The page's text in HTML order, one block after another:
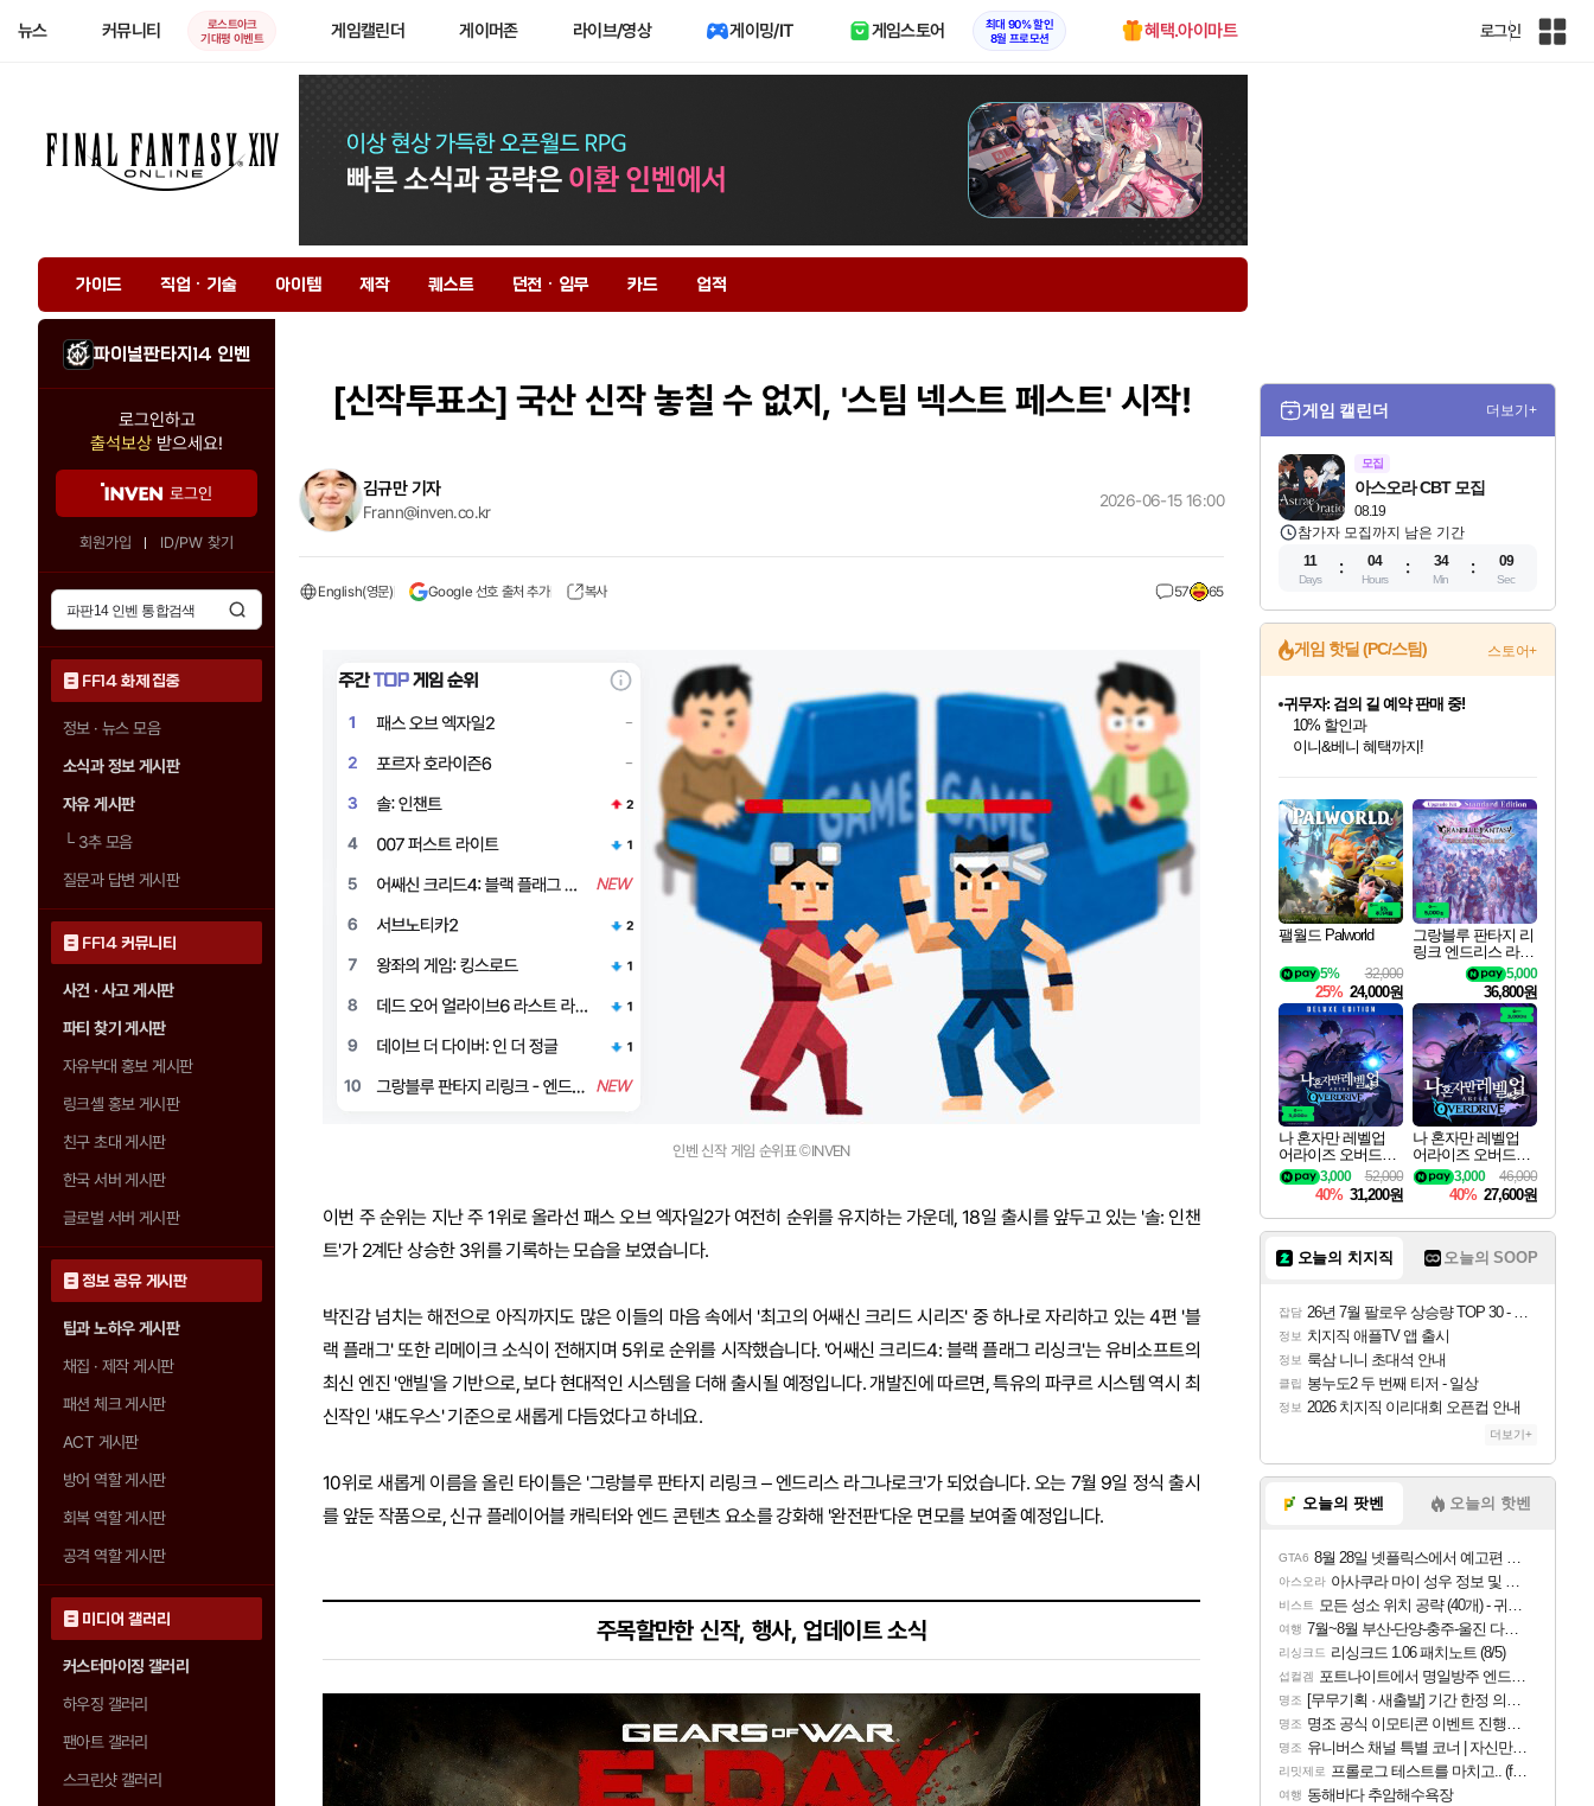
뉴스 커뮤니티
로스트아크
기대평 이벤트
게임캘린더 게이머존 라이브/영상 게이밍/IT 게임스토어
최대 90% 할인
8월 프로모션
혜택.아이마트 로그인
인
가이드 직업 · 기술 아이템 제작 퀘스트 던전 · 임무 카드 업적
파이널판타지14 인벤
로그인하고
출석보상 받으세요!
로그인
회원가입 ID/PW 찾기
FF14 화제 집중
정보 · 뉴스 모음
소식과 정보 게시판
자유 게시판
└3추 모음
질문과 답변 게시판
FF14 커뮤니티
사건 · 사고 게시판
파티 찾기 게시판
자유부대 홍보 게시판
링크셸 홍보 게시판
친구 초대 게시판
한국 서버 게시판
글로벌 서버 게시판
정보 공유 게시판
팁과 노하우 게시판
채집 · 제작 게시판
패션 체크 게시판
ACT 게시판
방어 역할 게시판
회복 역할 게시판
공격 역할 게시판
미디어 갤러리
커스터마이징 갤러리
하우징 갤러리
팬아트 갤러리
스크린샷 갤러리
[신작투표소] 국산 신작 놓칠 수 없지, '스팀 넥스트 페스트' 시작!
김규만 기자
Frann@inven.co.kr
English(영문) Google 선호 출처 추가 복사 57 65
2026-06-15 16:00
인벤 신작 게임 순위표 ©INVEN
이번 주 순위는 지난 주 1위로 올라선 패스 오브 엑자일2가 여전히 순위를 유지하는 가운데, 18일 출시를 앞두고 있는 '솔: 인챈
트'가 2계단 상승한 3위를 기록하는 모습을 보였습니다.
박진감 넘치는 해전으로 아직까지도 많은 이들의 마음 속에서 '최고의 어쌔신 크리드 시리즈' 중 하나로 자리하고 있는 4편 '블
랙 플래그' 또한 리메이크 소식이 전해지며 5위로 순위를 시작했습니다. '어쌔신 크리드4: 블랙 플래그 리싱크'는 유비소프트의
최신 엔진 '앤빌'을 기반으로, 보다 현대적인 시스템을 더해 출시될 예정입니다. 개발진에 따르면, 특유의 파쿠르 시스템 역시 최
신작인 '섀도우스' 기준으로 새롭게 다듬었다고 하네요.
10위로 새롭게 이름을 올린 타이틀은 '그랑블루 판타지 리링크 – 엔드리스 라그나로크'가 되었습니다. 오는 7월 9일 정식 출시
를 앞둔 작품으로, 신규 플레이어블 캐릭터와 엔드 콘텐츠 요소를 강화해 '완전판'다운 면모를 보여줄 예정입니다.
주목할만한 신작, 행사, 업데이트 소식
게임 캘린더 더보기+
모집
08.19
아스오라 CBT 모집
참가자 모집까지 남은 기간
11
Days
04
Hours
34
Min
08
Sec
게임 핫딜 (PC/스팀) 스토어+
최대 90% 할인가를 만나보세요!
네이버혜택과 함께 만나보세요!
50%할인&추가 적립까지!
네이버 포인트 혜택까지!
귀무자: 검의 길 예약 판매 중!
10% 할인과
이니&베니 혜택까지!
네이버 혜택가와 함께 예약하세요!
할인&네이버혜택으로 만나보세요!
네이버페이 혜택과 만나보세요!
40주년 프로모션으로 만나보세요!
할인가에 만나보세요!
일부 에디션 상시 할인!
혜택으로 예약 판매 중
편안하게 충전하세요
팰월드 Palworld
32,000
5%
25% 24,000원
그랑블루 판타지 리
링크 엔드리스 라그
나로크 업그레이드
킷 Granblue Fantasy
Relink Endless Ragn
arok Upgrade Kit DL
C
5,000
36,800원
나 혼자만 레벨업
어라이즈 오버드라
이브 디럭스 에디션
Solo Leveling Arise
Overdrive Deluxe Edi
tion
52,000
3,000
40% 31,200원
나 혼자만 레벨업
어라이즈 오버드라
이브 Solo Leveling A
rise
46,000
3,000
40% 27,600원
오늘의 치지직 오늘의 SOOP
잡담 26년 7월 팔로우 상승량 TOP 30 - 월간 치지직
정보 치지직 애플TV 앱 출시
정보 룩삼 니니 초대석 안내
클립 봉누도2 두 번째 티저 - 일상
정보 2026 치지직 이리대회 오픈컵 안내
더보기+
오늘의 팟벤 오늘의 핫벤
GTA6 8월 28일 넷플릭스에서 예고편 공개 예정
아스오라 아사쿠라 마이 성우 정보 및 주요 필모
비스트 모든 성소 위치 공략 (40개) - 귀환한 영혼 도전과제
여행 7월~8월 부산-단양-충주-울진 다녀왔어요~
리싱크드 리싱크드 1.06 패치노트 (8/5)
섭컬겜 포트나이트에서 명일방주 엔드필드 [펠리카] 판매 예정
명조 [무무기획 · 새출발] 기간 한정 의뢰 이벤트
명조 명조 공식 이모티콘 이벤트 진행해봤습니다! 참여부터 추첨까지????
명조 유니버스 채널 특별 코너 | 자신만의 스타일
리밋제로 프롤로그 테스트를 마치고.. (feat. 리아)
여행 동해바다 추암해수욕장